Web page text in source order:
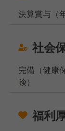
決算賞与（
社会
完備（健康
険）
福利